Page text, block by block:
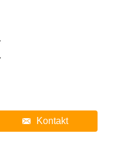
Kontakt